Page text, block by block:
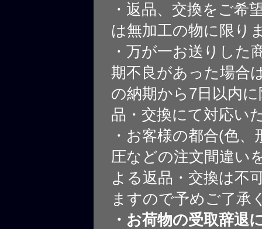
・返品、交換をご希
は無加工の物に限り
・万が一お送りした
期不良があった場合
の納期から7日以内
品・交換にて対応い
・お客様の都合(色、
圧などの注文間違い
よる返品・交換は不
ますので予めご了承
・お荷物の受取辞退